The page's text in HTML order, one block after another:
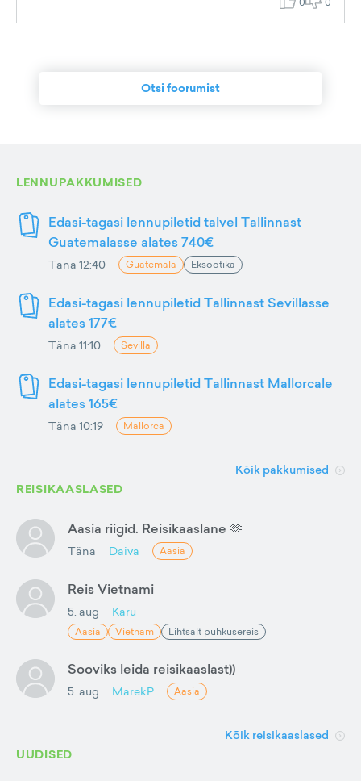
Otsi foorumist
LENNUPAKKUMISED
Edasi-tagasi lennupiletid talvel Tallinnast
Guatemalasse alates 740€
Täna 12:40 Guatemala Eksootika
Edasi-tagasi lennupiletid Tallinnast Sevillasse
alates 177€
Täna 11:10 Sevilla
Edasi-tagasi lennupiletid Tallinnast Mallorcale
alates 165€
Täna 10:19 Mallorca
Kõik pakkumised
REISIKAASLASED
Aasia riigid. Reisikaaslane 🫶
Täna Daiva Aasia
Reis Vietnami
5. aug Karu
Aasia Vietnam Lihtsalt puhkusereis
Sooviks leida reisikaaslast))
5. aug MarekP Aasia
Kõik reisikaaslased
UUDISED